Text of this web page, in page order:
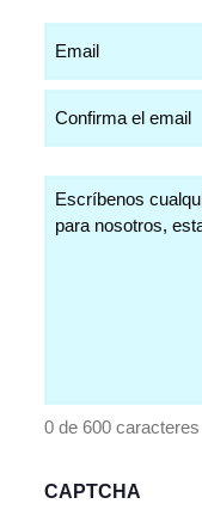
(Obligatorio)
(Obligatorio)
0 de 600
CAPTCHA